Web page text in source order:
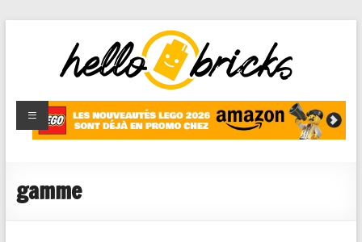
HelloBricks
Blog LEGO,
nouveaut�s
reviews
gamme